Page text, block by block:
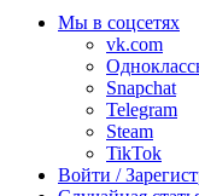
Мы в соцсетях
vk.com
Snapchat
Telegram
Steam
TikTok
Войти /